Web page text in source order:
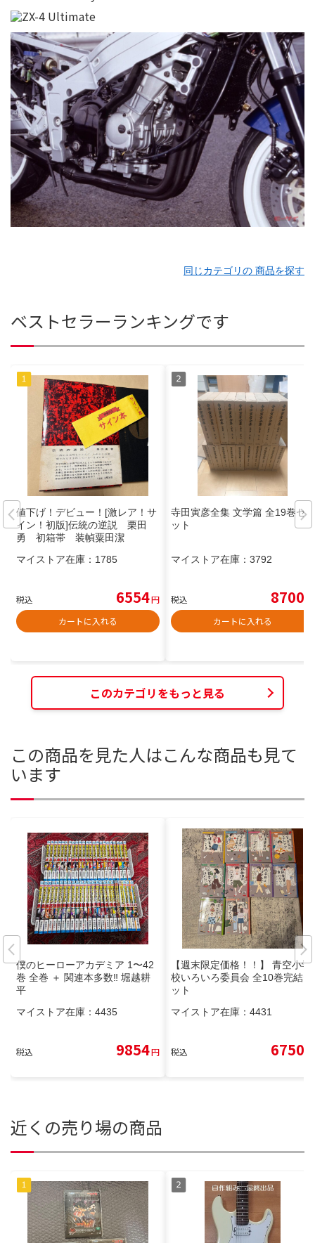
同じカテゴリの 商品を探す
ベストセラーランキングです
値下げ！デビュー！[激レア！サ
イン！初版]伝統の逆説 栗田
勇 初箱帯 装幀粟田潔
マイストア在庫： 1785
税込 6554円
カートに入れる
寺田寅彦全集 文学篇 全19巻セ
ット
マイストア在庫： 3792
税込 8700
カートに入れる
このカテゴリをもっと見る
この商品を見た人はこんな商品も見て
います
僕のヒーローアカデミア 1〜42
巻 全巻 ＋ 関連本多数‼︎ 堀越耕
平
マイストア在庫： 4435
税込 9854円
【週末限定価格！！】 青空小学
校いろいろ委員会 全10巻完結セ
ット
マイストア在庫： 4431
税込 6750
近くの売り場の商品